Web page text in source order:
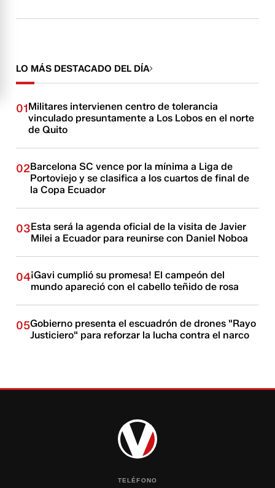
LO MÁS DESTACADO DEL DÍA
01Militares intervienen centro de tolerancia
vinculado presuntamente a Los Lobos en el norte
de Quito
02Barcelona SC vence por la mínima a Liga de
Portoviejo y se clasifica a los cuartos de final de
la Copa Ecuador
03Esta será la agenda oficial de la visita de Javier
Milei a Ecuador para reunirse con Daniel Noboa
04¡Gavi cumplió su promesa! El campeón del
mundo apareció con el cabello teñido de rosa
05Gobierno presenta el escuadrón de drones "Rayo
Justiciero" para reforzar la lucha contra el narco
TELÉFONO